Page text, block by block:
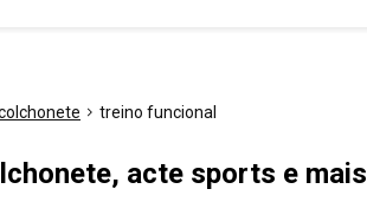
treino funcional
acte sports e mais